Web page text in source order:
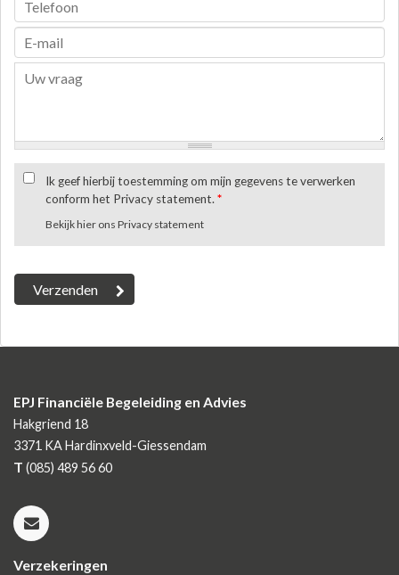
Ik geef hierbij toestemming om mijn gegevens te verwerken
conform het Privacy statement.*
Bekijk hier ons Privacy statement
EPJ Financiële Begeleiding en Advies
Hakgriend 18
3371 KAHardinxveld-Giessendam
T (085) 489 56 60
Verzekeringen